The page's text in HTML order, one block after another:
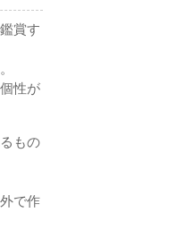
賞す
性が
もの
で作